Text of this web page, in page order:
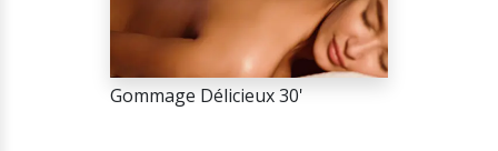
Gommage Délicieux 30'